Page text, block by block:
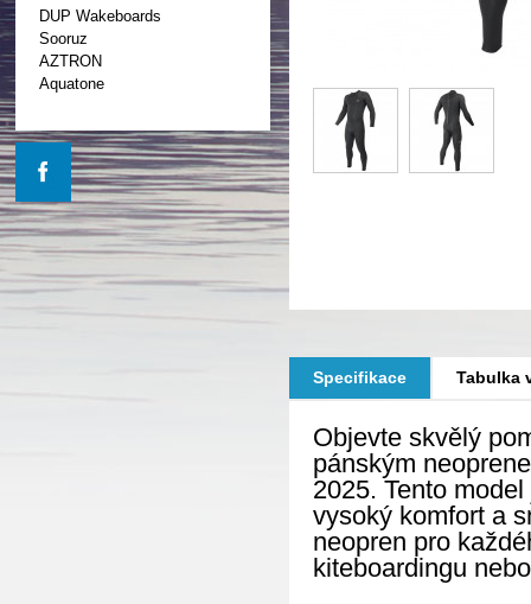
DUP Wakeboards
Sooruz
AZTRON
Aquatone
Specifikace Tabulka
Objevte skvělý
pánským
2025. Tento
vysoký komfort a
neopren pro
kiteboardingu